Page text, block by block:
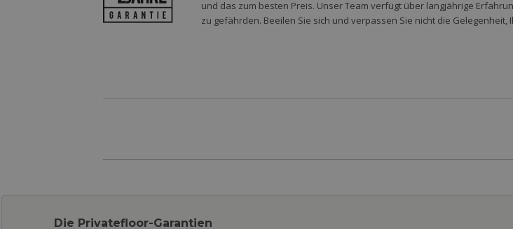
und das zum besten Preis. Unser Team verfügt über langjährige
zu gefährden. Beeilen Sie sich und verpassen Sie nicht die
Die Privatefloor-Garantien